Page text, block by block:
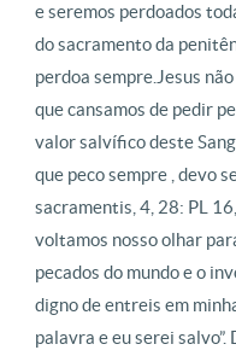
e seremos perdoados
do sacramento da
perdoa sempre.Jesus
que cansamos de pedir
valor salvífico deste
que peco sempre , devo
sacramentis, 4, 28: PL
voltamos nosso olhar
pecados do mundo e o
digno de entreis em
palavra e eu serei salvo”.